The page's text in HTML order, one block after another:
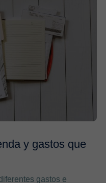
y gastos que
gastos e